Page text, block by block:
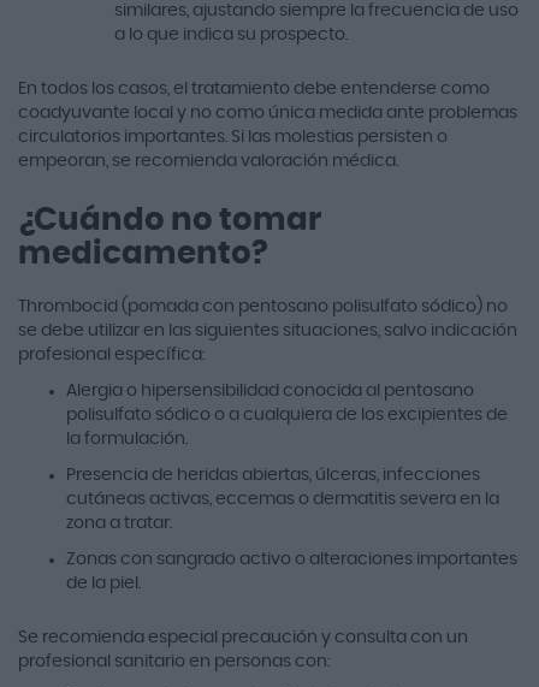
similares, ajustando siempre la frecuencia de uso
a lo que indica su prospecto.
En todos los casos, el tratamiento debe entenderse como
coadyuvante local y no como única medida ante problemas
circulatorios importantes. Si las molestias persisten o
empeoran, se recomienda valoración médica.
¿Cuándo no tomar
medicamento?
Thrombocid (pomada con pentosano polisulfato sódico) no
se debe utilizar en las siguientes situaciones, salvo indicación
profesional específica:
Alergia o hipersensibilidad conocida al pentosano
polisulfato sódico o a cualquiera de los excipientes de
la formulación.
Presencia de heridas abiertas, úlceras, infecciones
cutáneas activas, eccemas o dermatitis severa en la
zona a tratar.
Zonas con sangrado activo o alteraciones importantes
de la piel.
Se recomienda especial precaución y consulta con un
profesional sanitario en personas con: